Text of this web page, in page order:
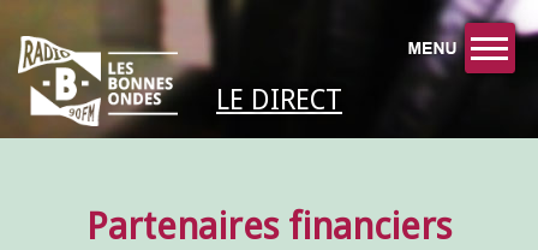
LE DIRECT
Partenaires financiers